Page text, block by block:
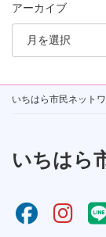
アーカイブ
いちはら市民ネット
いちはら